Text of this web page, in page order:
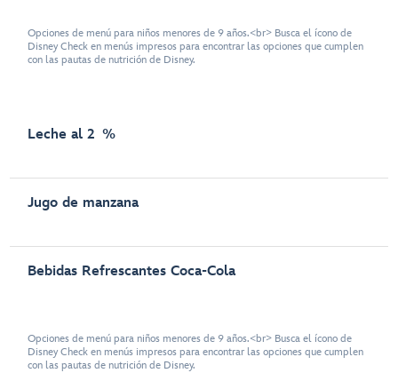
Opciones de menú para niños menores de 9 años.<br> Busca el ícono de
Disney Check en menús impresos para encontrar las opciones que cumplen
con las pautas de nutrición de Disney.
Leche al 2 %
Jugo de manzana
Bebidas Refrescantes Coca-Cola
Opciones de menú para niños menores de 9 años.<br> Busca el ícono de
Disney Check en menús impresos para encontrar las opciones que cumplen
con las pautas de nutrición de Disney.